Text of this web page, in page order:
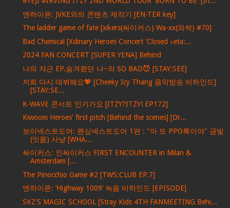
엔하이픈: JVKE와의 콘텐츠 제작기 [EN-TER key]
The ladder game of fate [xikers(싸이커스) Wa-xx(와싹) #70]
Bad Chemical [Xdinary Heroes Concert 'Closed ♭eta:...
2024 FAN CONCERT [SUPER YENA] Behind
나의 쟈근 EP.숨겨왔던 나~의 SO BAD😈 [STAY:SEE]
저희 다시 데뷔해요💖 [Cheeky Icy Thang 음악방송 비하인드]
[STAY:SE...
K-WAVE 콘서트 인기가요 [ITZY?ITZY! EP172]
Kiwoom Heroes' first pitch [Behind the scenes] [Dr...
보이넥스트도어: 펜싱넥스트도어 1편 : "아 또 PPO록이야" 금빛
(잇몸) 사냥 [WHA...
싸이커스: 인싸이커스 FIRST ENCOUNTER in Milan &
Amsterdam [...
The Pinocchio Game #2 [TWS:CLUB EP.7]
엔하이픈: ‘Highway 1009’ 녹음 비하인드 [EPISODE]
SKZ'S MAGIC SCHOOL [Stray Kids 4TH FANMEETING Behi...